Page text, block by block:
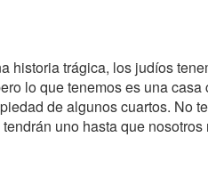
historia trágica, los judíos
lo que tenemos es una
de algunos cuartos. No
uno hasta que